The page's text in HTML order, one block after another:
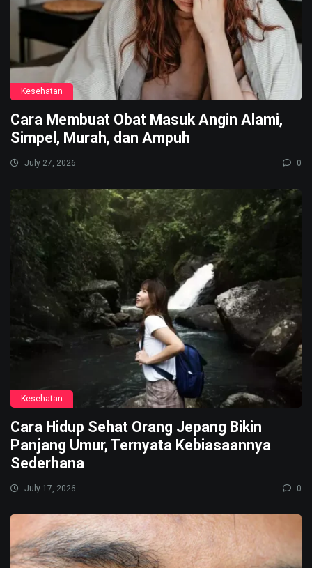
Kesehatan
Cara Membuat Obat Masuk Angin Alami,
Simpel, Murah, dan Ampuh
July 27, 2026 0
Kesehatan
Cara Hidup Sehat Orang Jepang Bikin
Panjang Umur, Ternyata Kebiasaannya
Sederhana
July 17, 2026 0